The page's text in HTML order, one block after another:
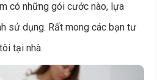
có những gói cước nào, lựa
sử dụng. Rất mong các bạn tư
tại nhà.